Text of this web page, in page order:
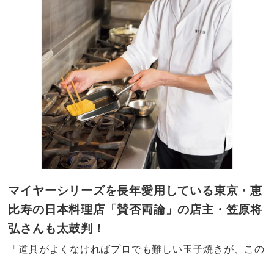
マイヤーシリーズを長年愛用している東京・恵
比寿の日本料理店「賛否両論」の店主・笠原将
弘さんも太鼓判！
「道具がよくなければプロでも難しい玉子焼きが、この